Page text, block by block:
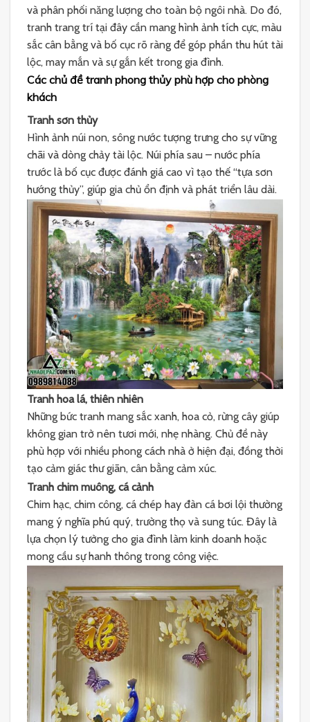
và phân phối năng lượng cho toàn bộ ngôi nhà. Do đó,
tranh trang trí tại đây cần mang hình ảnh tích cực, màu
sắc cân bằng và bố cục rõ ràng để góp phần thu hút tài
lộc, may mắn và sự gắn kết trong gia đình.
Các chủ đề tranh phong thủy phù hợp cho phòng
khách
Tranh sơn thủy
Hình ảnh núi non, sông nước tượng trưng cho sự vững
chãi và dòng chảy tài lộc. Núi phía sau – nước phía
trước là bố cục được đánh giá cao vì tạo thế “tựa sơn
hướng thủy”, giúp gia chủ ổn định và phát triển lâu dài.
Tranh hoa lá, thiên nhiên
Những bức tranh mang sắc xanh, hoa cỏ, rừng cây giúp
không gian trở nên tươi mới, nhẹ nhàng. Chủ đề này
phù hợp với nhiều phong cách nhà ở hiện đại, đồng thời
tạo cảm giác thư giãn, cân bằng cảm xúc.
Tranh chim muông, cá cảnh
Chim hạc, chim công, cá chép hay đàn cá bơi lội thường
mang ý nghĩa phú quý, trường thọ và sung túc. Đây là
lựa chọn lý tưởng cho gia đình làm kinh doanh hoặc
mong cầu sự hanh thông trong công việc.